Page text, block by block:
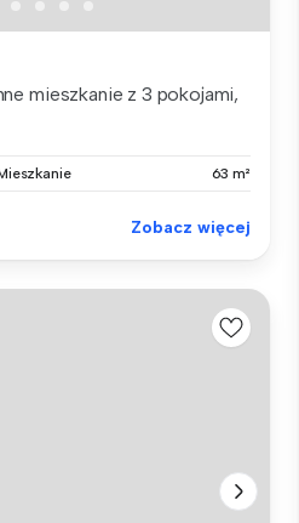
mieszkanie z 3 pokojami,
63 m²
Zobacz więcej